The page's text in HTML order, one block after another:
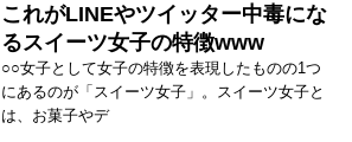
これがLINEやツイッター中毒にな
るスイーツ女子の特徴www
○○女子として女子の特徴を表現したものの1つ
にあるのが「スイーツ女子」。スイーツ女子と
は、お菓子やデ